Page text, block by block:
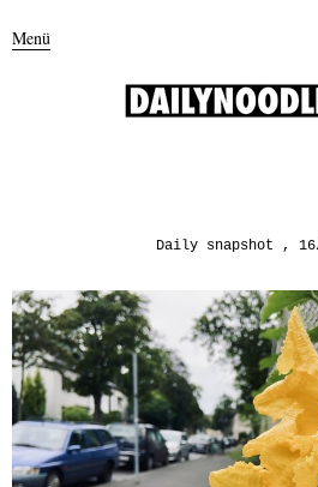
Menü
Daily snapshot